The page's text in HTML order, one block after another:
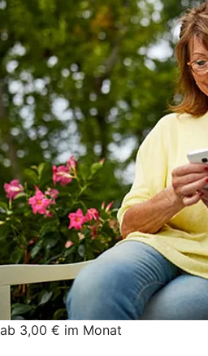
ab 3,00 € im Monat